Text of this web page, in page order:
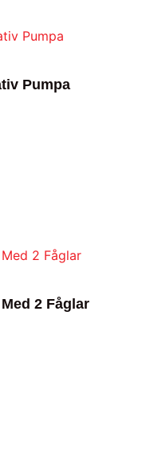
Pumpa
2 Fåglar